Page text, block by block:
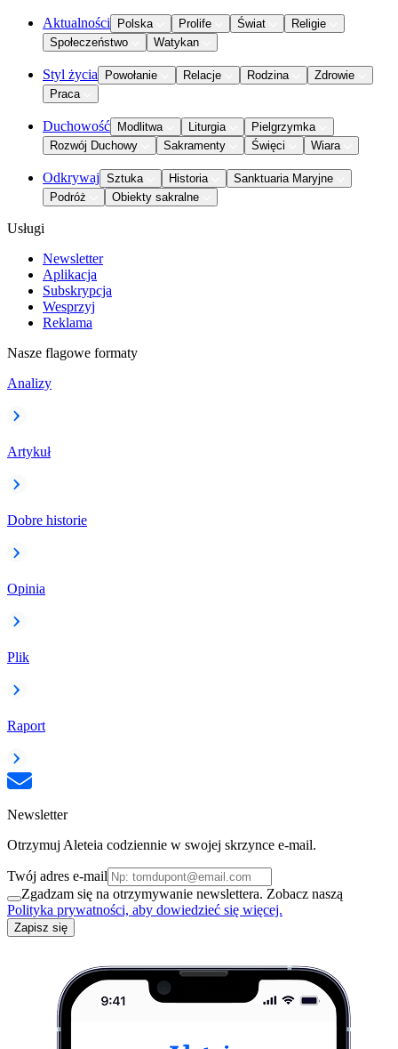
Aktualności Polska Prolife Świat
Religie
Społeczeństwo
Watykan
Styl życia Powołanie Relacje Rodzina
Zdrowie
Praca
Duchowość Modlitwa Liturgia
Pielgrzymka
Rozwój Duchowy
Sakramenty Święci Wiara
Odkrywaj Sztuka Historia
Sanktuaria Maryjne
Podróż
Obiekty sakralne
Usługi
Newsletter
Aplikacja
Subskrypcja
Wesprzyj
Reklama
Nasze flagowe formaty
Analizy
Artykuł
Dobre historie
Opinia
Plik
Raport
Newsletter
Otrzymuj Aleteia codziennie w swojej skrzynce e-mail.
Twój adres e-mail
Zgadzam się na otrzymywanie newslettera. Zobacz naszą
Polityka prywatności, aby dowiedzieć się więcej.
Zapisz się